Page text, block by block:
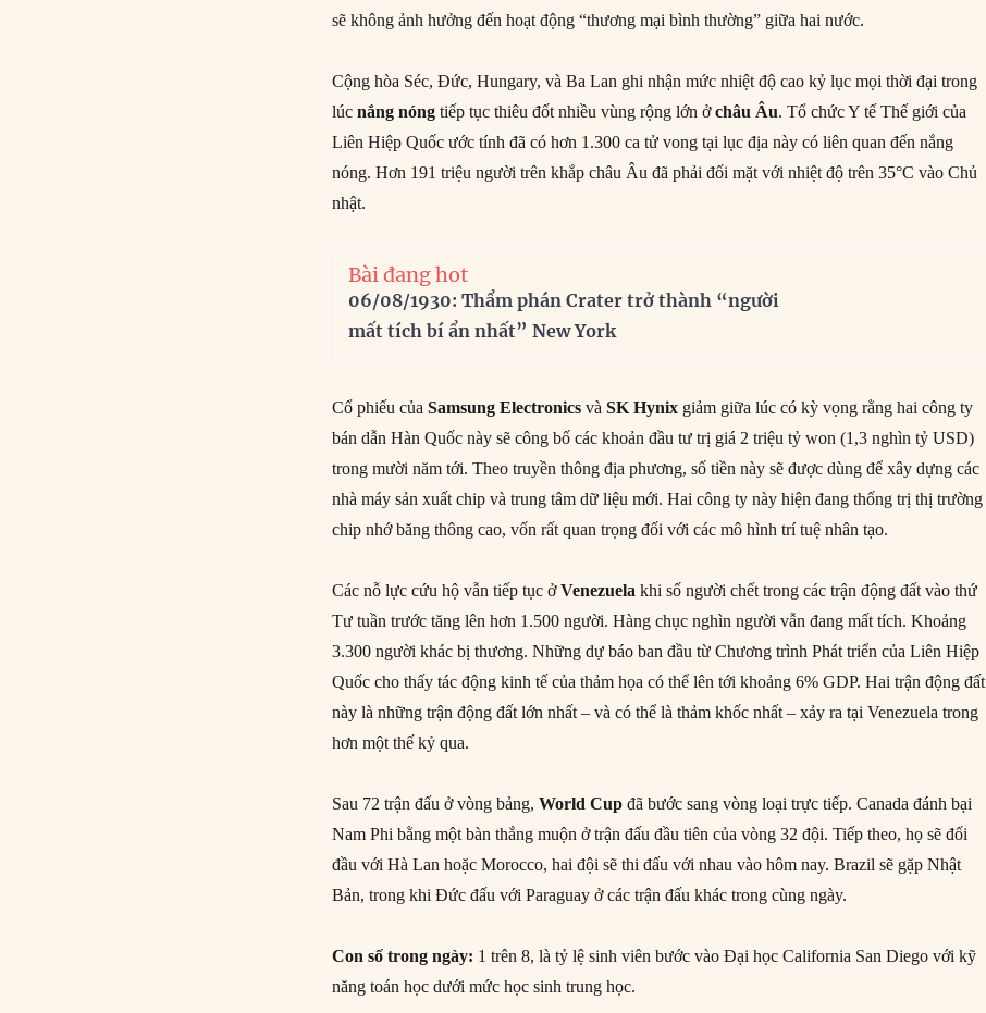
sẽ không ảnh hưởng đến hoạt động “thương mại bình thường” giữa hai nước.
Cộng hòa Séc, Đức, Hungary, và Ba Lan ghi nhận mức nhiệt độ cao kỷ lục mọi thời đại trong
lúcnắng nóng tiếp tục thiêu đốt nhiều vùng rộng lớn ởchâu Âu. Tổ chức Y tế Thế giới của
Liên Hiệp Quốc ước tính đã có hơn 1.300 ca tử vong tại lục địa này có liên quan đến nắng
nóng. Hơn 191 triệu người trên khắp châu Âu đã phải đối mặt với nhiệt độ trên 35°C vào Chủ
nhật.
Bài đang hot
06/08/1930: Thẩm phán Crater trở thành “người
mất tích bí ẩn nhất” New York
Cổ phiếu củaSamsung Electronics vàSK Hynix giảm giữa lúc có kỳ vọng rằng hai công ty
bán dẫn Hàn Quốc này sẽ công bố các khoản đầu tư trị giá 2 triệu tỷ won (1,3 nghìn tỷ USD)
trong mười năm tới. Theo truyền thông địa phương, số tiền này sẽ được dùng để xây dựng các
nhà máy sản xuất chip và trung tâm dữ liệu mới. Hai công ty này hiện đang thống trị thị trường
chip nhớ băng thông cao, vốn rất quan trọng đối với các mô hình trí tuệ nhân tạo.
Các nỗ lực cứu hộ vẫn tiếp tục ởVenezuela khi số người chết trong các trận động đất vào thứ
Tư tuần trước tăng lên hơn 1.500 người. Hàng chục nghìn người vẫn đang mất tích. Khoảng
3.300 người khác bị thương. Những dự báo ban đầu từ Chương trình Phát triển của Liên Hiệp
Quốc cho thấy tác động kinh tế của thảm họa có thể lên tới khoảng 6% GDP. Hai trận động đất
này là những trận động đất lớn nhất – và có thể là thảm khốc nhất – xảy ra tại Venezuela trong
hơn một thế kỷ qua.
Sau 72 trận đấu ở vòng bảng,World Cup đã bước sang vòng loại trực tiếp. Canada đánh bại
Nam Phi bằng một bàn thắng muộn ở trận đấu đầu tiên của vòng 32 đội. Tiếp theo, họ sẽ đối
đầu với Hà Lan hoặc Morocco, hai đội sẽ thi đấu với nhau vào hôm nay. Brazil sẽ gặp Nhật
Bản, trong khi Đức đấu với Paraguay ở các trận đấu khác trong cùng ngày.
Con số trong ngày: 1 trên 8, là tỷ lệ sinh viên bước vào Đại học California San Diego với kỹ
năng toán học dưới mức học sinh trung học.